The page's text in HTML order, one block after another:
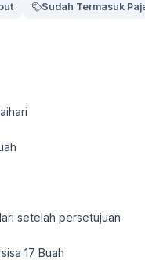
Sudah Termasuk
setelah persetujuan
17 Buah